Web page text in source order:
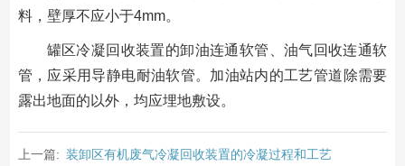
料，壁厚不应小于4mm。
罐区冷凝回收装置的卸油连通软管、油气回收连通软
管，应采用导静电耐油软管。加油站内的工艺管道除需要
露出地面的以外，均应埋地敷设。
上一篇: 装卸区有机废气冷凝回收装置的冷凝过程和工艺